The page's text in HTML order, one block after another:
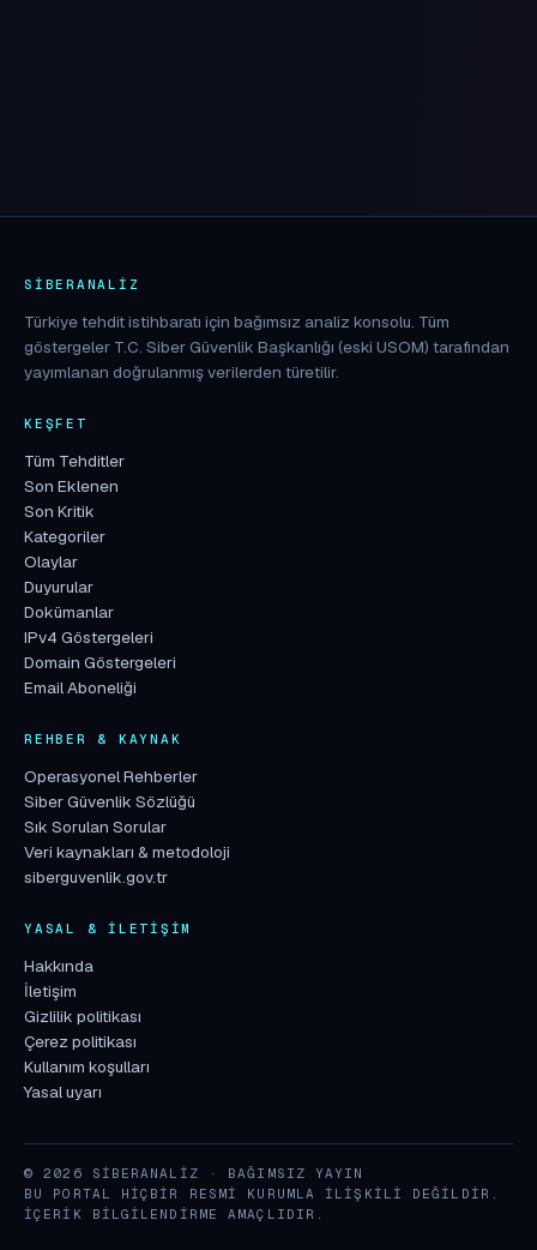
SIBERANALIZ
Türkiye tehdit istihbaratı için bağımsız analiz konsolu. Tüm
göstergeler T.C. Siber Güvenlik Başkanlığı (eski USOM) tarafından
yayımlanan doğrulanmış verilerden türetilir.
KEŞFET
Tüm Tehditler
Son Eklenen
Son Kritik
Kategoriler
Olaylar
Duyurular
Dokümanlar
IPv4 Göstergeleri
Domain Göstergeleri
Email Aboneliği
REHBER & KAYNAK
Operasyonel Rehberler
Siber Güvenlik Sözlüğü
Sık Sorulan Sorular
Veri kaynakları & metodoloji
siberguvenlik.gov.tr
YASAL & İLETIŞIM
Hakkında
İletişim
Gizlilik politikası
Çerez politikası
Kullanım koşulları
Yasal uyarı
© 2026 SIBERANALIZ · BAĞIMSIZ YAYIN
BU PORTAL HIÇBIR RESMI KURUMLA ILIŞKILI DEĞILDIR.
İÇERIK BILGILENDIRME AMAÇLIDIR.